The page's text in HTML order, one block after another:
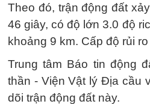
Theo đó, trận động đất
46 giây, có độ lớn 3.0 độ
khoảng 9 km. Cấp độ rủi
Trung tâm Báo tin động
thần - Viện Vật lý Địa cầu
dõi trận động đất này.